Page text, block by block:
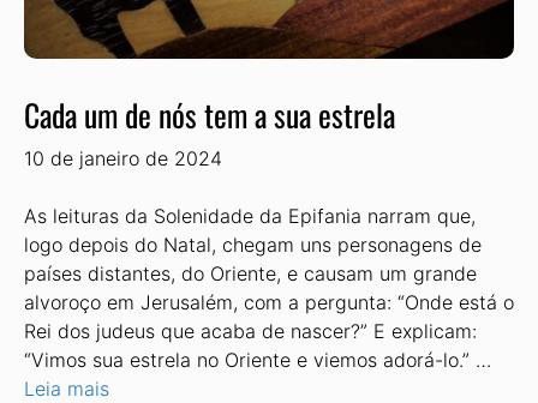
Cada um de nós tem a sua estrela
10 de janeiro de 2024
As leituras da Solenidade da Epifania narram que,
logo depois do Natal, chegam uns personagens de
países distantes, do Oriente, e causam um grande
alvoroço em Jerusalém, com a pergunta: “Onde está o
Rei dos judeus que acaba de nascer?” E explicam:
“Vimos sua estrela no Oriente e viemos adorá-lo.” …
Leia mais